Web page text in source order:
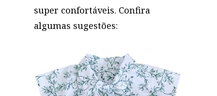
super confortáveis. Confira
algumas sugestões: